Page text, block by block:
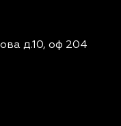
д.10, оф 204